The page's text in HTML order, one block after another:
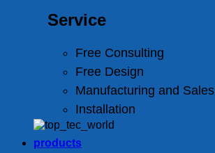
Service
Free Consulting
Free Design
Manufacturing and Sales
Installation
products